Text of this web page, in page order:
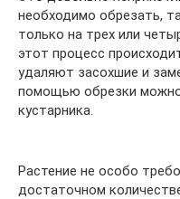
необходимо обрезать,
только на трех или
этот процесс
удаляют засохшие и
помощью обрезки
кустарника.
Растение не особо
достаточном